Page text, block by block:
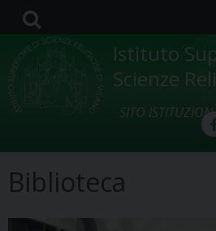
Skip
content
Istituto
Scienze
SITO
Biblioteca